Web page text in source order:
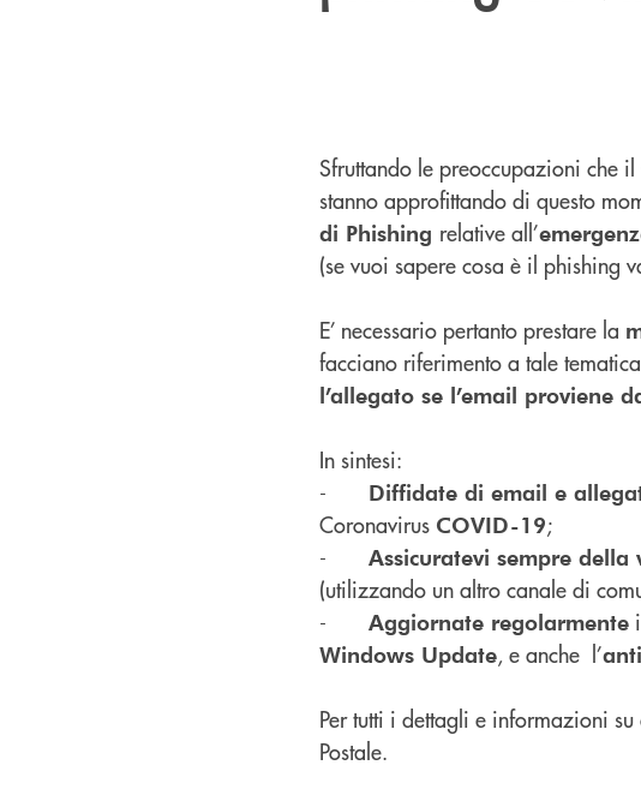
Sfruttando le preoccupazioni che
stanno approfittando di questo
di Phishing relative all’
(se vuoi sapere cosa è il phishing
E’ necessario pertanto prestare la
facciano riferimento a tale
l’allegato se l’email proviene
In sintesi:
- Diffidate di email e
Coronavirus COVID-19;
- Assicuratevi sempre
(utilizzando un altro canale di
- Aggiornate regolarmente
Windows Update, e anche l’
Per tutti i dettagli e informazioni
Postale.